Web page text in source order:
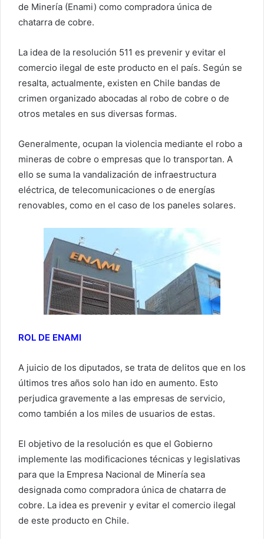
de Minería (Enami) como compradora única de
chatarra de cobre.
La idea de la resolución 511 es prevenir y evitar el
comercio ilegal de este producto en el país. Según se
resalta, actualmente, existen en Chile bandas de
crimen organizado abocadas al robo de cobre o de
otros metales en sus diversas formas.
Generalmente, ocupan la violencia mediante el robo a
mineras de cobre o empresas que lo transportan. A
ello se suma la vandalización de infraestructura
eléctrica, de telecomunicaciones o de energías
renovables, como en el caso de los paneles solares.
ROL DE ENAMI
A juicio de los diputados, se trata de delitos que en los
últimos tres años solo han ido en aumento. Esto
perjudica gravemente a las empresas de servicio,
como también a los miles de usuarios de estas.
El objetivo de la resolución es que el Gobierno
implemente las modificaciones técnicas y legislativas
para que la Empresa Nacional de Minería sea
designada como compradora única de chatarra de
cobre. La idea es prevenir y evitar el comercio ilegal
de este producto en Chile.